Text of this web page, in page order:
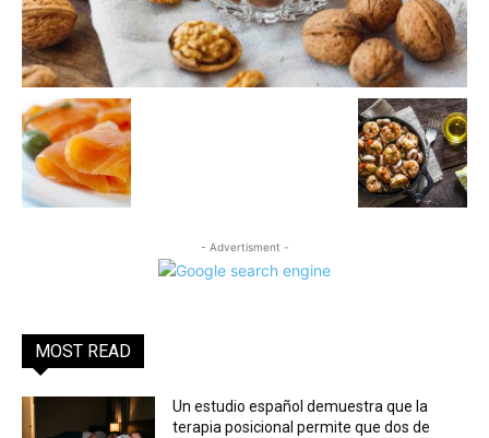
- Advertisment -
MOST READ
Un estudio español demuestra que la
terapia posicional permite que dos de